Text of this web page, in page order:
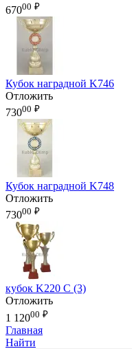
67000 ₽
Кубок наградной K746
Отложить
73000 ₽
Кубок наградной K748
Отложить
73000 ₽
кубок K220 С (3)
Отложить
1 12000 ₽
Главная
Найти